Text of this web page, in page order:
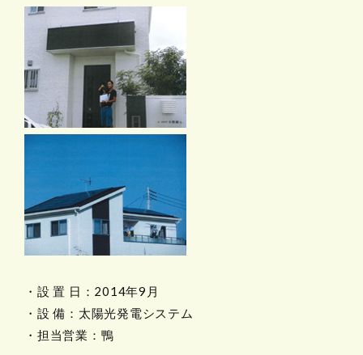
・設 置 日：2014年9月
・設 備：太陽光発電システム
・担当営業：鴨